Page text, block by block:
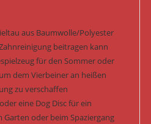
aus Baumwolle/Polyester
beitragen kann
für den Sommer oder
dem Vierbeiner an heißen
zu verschaffen
eine Dog Disc für ein
Garten oder beim Spaziergang